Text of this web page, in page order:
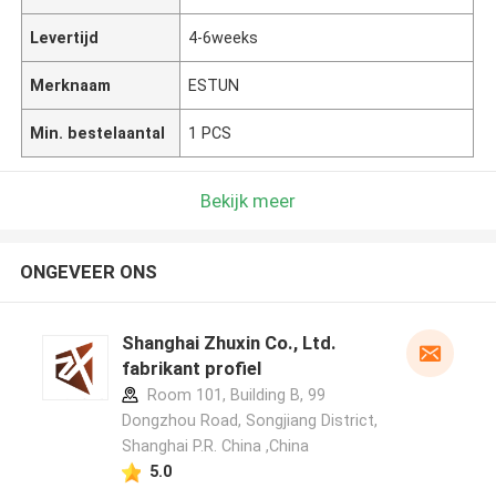
Levertijd 4-6weeks
Merknaam ESTUN
Min. bestelaantal 1 PCS
Bekijk meer
ONGEVEER ONS
Shanghai Zhuxin Co., Ltd.
fabrikant profiel
Room 101, Building B, 99
Dongzhou Road, Songjiang District,
Shanghai P.R. China ,China
5.0